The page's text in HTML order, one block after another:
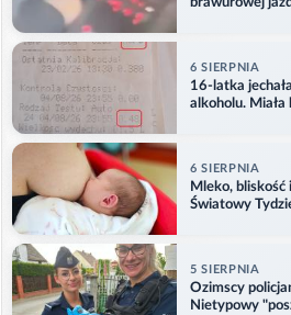
brawurowej
6 SIERPNIA
16-latka
alkoholu. Miała
6 SIERPNIA
Mleko, bliskość
Światowy
5 SIERPNIA
Ozimscy
Nietypowy